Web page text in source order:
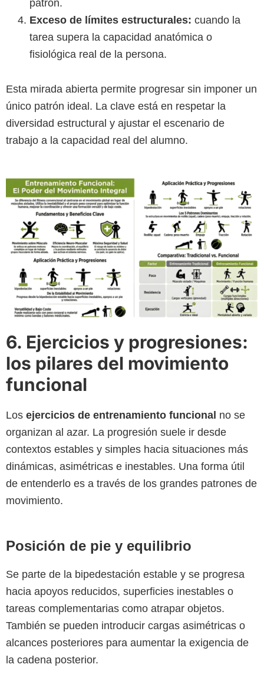
patrón.
Exceso de límites estructurales: cuando la
tarea supera la capacidad anatómica o
fisiológica real de la persona.
Esta mirada abierta permite progresar sin imponer un
único patrón ideal. La clave está en respetar la
diversidad estructural y ajustar el escenario de
trabajo a la capacidad real del alumno.
6. Ejercicios y progresiones:
los pilares del movimiento
funcional
Los ejercicios de entrenamiento funcional no se
organizan al azar. La progresión suele ir desde
contextos estables y simples hacia situaciones más
dinámicas, asimétricas e inestables. Una forma útil
de entenderlo es a través de los grandes patrones de
movimiento.
Posición de pie y equilibrio
Se parte de la bipedestación estable y se progresa
hacia apoyos reducidos, superficies inestables o
tareas complementarias como atrapar objetos.
También se pueden introducir cargas asimétricas o
alcances posteriores para aumentar la exigencia de
la cadena posterior.